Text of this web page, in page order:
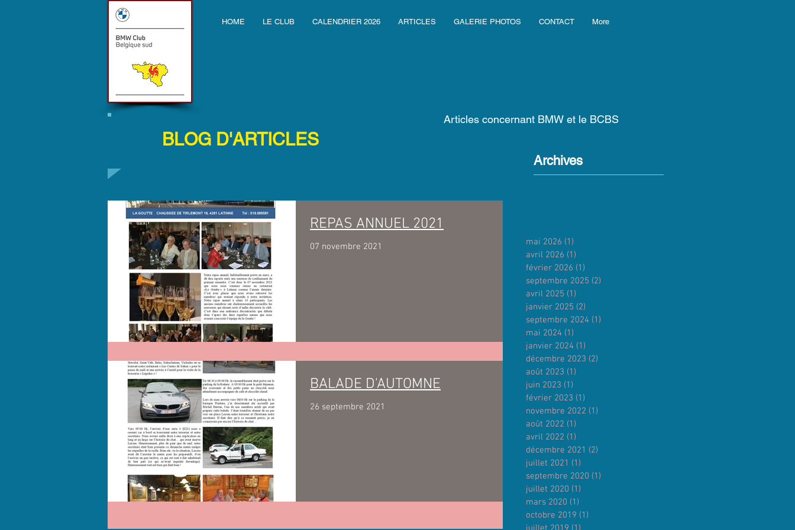
HOME LE CLUB CALENDRIER 2026 ARTICLES GALERIE PHOTOS CONTACT More
BLOG D'ARTICLES
Articles concernant BMW et le BCBS
Archives
REPAS ANNUEL 2021
07 novembre 2021
BALADE D'AUTOMNE
26 septembre 2021
mai 2026 (1)
avril 2026 (1)
février 2026 (1)
septembre 2025 (2)
avril 2025 (1)
janvier 2025 (2)
septembre 2024 (1)
mai 2024 (1)
janvier 2024 (1)
décembre 2023 (2)
août 2023 (1)
juin 2023 (1)
février 2023 (1)
novembre 2022 (1)
août 2022 (1)
avril 2022 (1)
décembre 2021 (2)
juillet 2021 (1)
septembre 2020 (1)
juillet 2020 (1)
mars 2020 (1)
octobre 2019 (1)